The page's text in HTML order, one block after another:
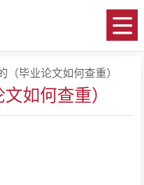
（毕业论文如何查重）
如何查重）